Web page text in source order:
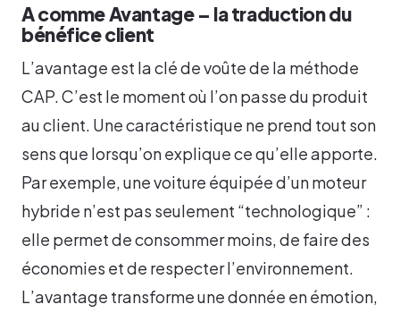
A comme Avantage – la traduction du
bénéfice client
L’avantage est la clé de voûte de la méthode
CAP. C’est le moment où l’on passe du produit
au client. Une caractéristique ne prend tout son
sens que lorsqu’on explique ce qu’elle apporte.
Par exemple, une voiture équipée d’un moteur
hybride n’est pas seulement “technologique” :
elle permet de consommer moins, de faire des
économies et de respecter l’environnement.
L’avantage transforme une donnée en émotion,